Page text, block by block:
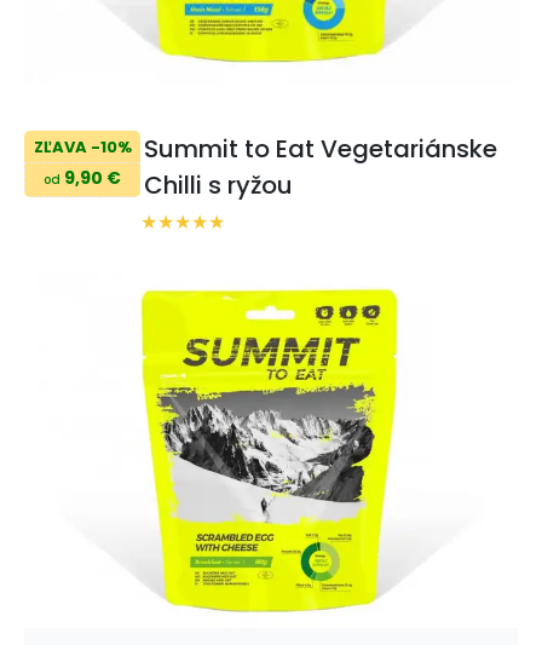
ZĽAVA -10%
od 9,90 €
Summit to Eat Vegetariánske
Chilli s ryžou